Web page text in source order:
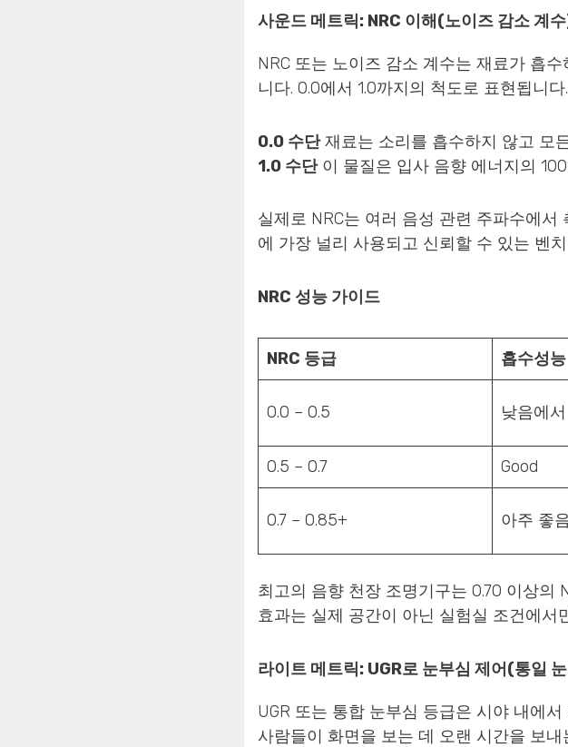
사운드 메트릭: NRC 이해(노이즈 감소 계
NRC 또는 노이즈 감소 계수는 재료가 흡
니다. 0.0에서 1.0까지의 척도로 표현됩니다.
0.0 수단재료는 소리를 흡수하지 않고 모
1.0 수단이 물질은 입사 음향 에너지의
실제로 NRC는 여러 음성 관련 주파수에
에 가장 널리 사용되고 신뢰할 수 있는 벤
NRC 성능 가이드
NRC 등급 흡수성능
0.0 – 0.5 낮음에
0.5 – 0.7 Good
0.7 – 0.85+ 아주 좋
최고의 음향 천장 조명기구는 0.70 이상의
효과는 실제 공간이 아닌 실험실 조건에서
라이트 메트릭: UGR로 눈부심 제어(통일
UGR 또는 통합 눈부심 등급은 시야 내에
사람들이 화면을 보는 데 오랜 시간을 보